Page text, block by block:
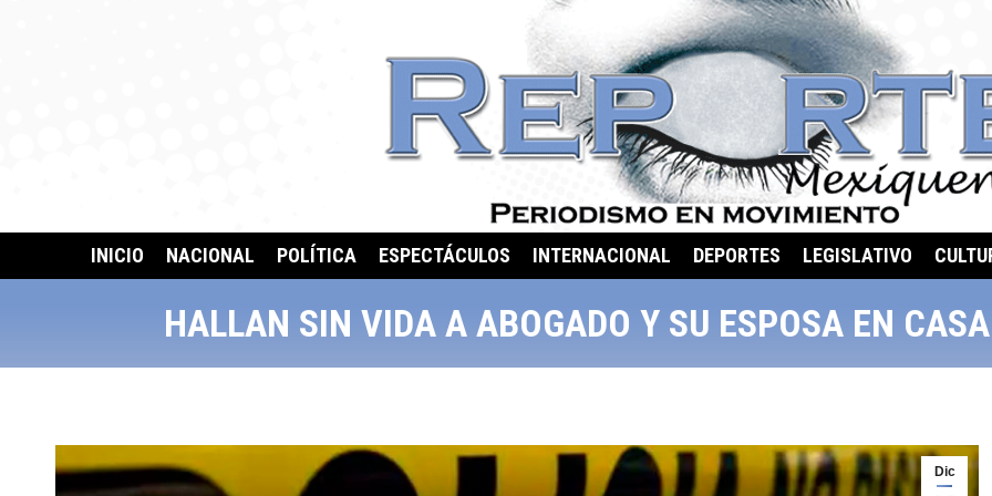
INICIO NACIONAL POLÍTICA ESPECTÁCULOS INTERNACIONAL DEPORTES LEGISLATIVO
HALLAN SIN VIDA A ABOGADO Y SU ESPOSA EN
Dic